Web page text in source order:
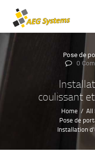
Pose de
0
coulissant
Home All
Pose de
Installation
TOUTES
NOTRE
NOS
NOUS